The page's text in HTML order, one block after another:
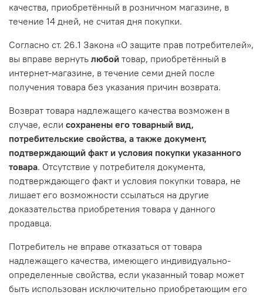
качества, приобретённый в розничном магазине, в
течение 14 дней, не считая дня покупки.
Согласно ст. 26.1 Закона «О защите прав потребителей»,
вы вправе вернуть любой товар, приобретённый в
интернет-магазине, в течение семи дней после
получения товара без указания причин возврата.
Возврат товара надлежащего качества возможен в
случае, если сохранены его товарный вид,
потребительские свойства, а также документ,
подтверждающий факт и условия покупки указанного
товара. Отсутствие у потребителя документа,
подтверждающего факт и условия покупки товара, не
лишает его возможности ссылаться на другие
доказательства приобретения товара у данного
продавца.
Потребитель не вправе отказаться от товара
надлежащего качества, имеющего индивидуально-
определенные свойства, если указанный товар может
быть использован исключительно приобретающим его